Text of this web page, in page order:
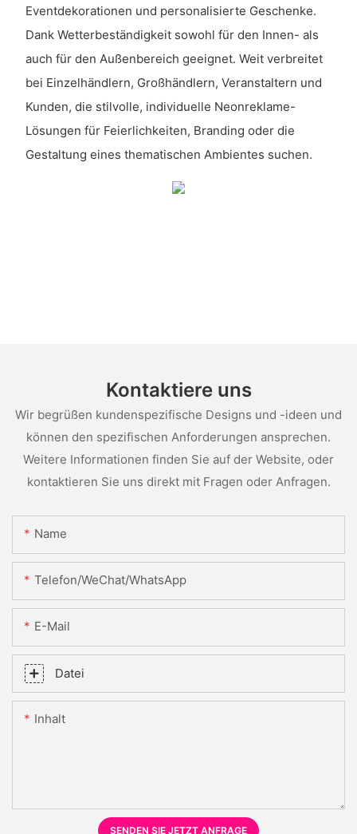
Eventdekorationen und personalisierte Geschenke.
Dank Wetterbeständigkeit sowohl für den Innen- als
auch für den Außenbereich geeignet. Weit verbreitet
bei Einzelhändlern, Großhändlern, Veranstaltern und
Kunden, die stilvolle, individuelle Neonreklame-
Lösungen für Feierlichkeiten, Branding oder die
Gestaltung eines thematischen Ambientes suchen.
Kontaktiere uns
Wir begrüßen kundenspezifische Designs und -ideen und
können den spezifischen Anforderungen ansprechen.
Weitere Informationen finden Sie auf der Website, oder
kontaktieren Sie uns direkt mit Fragen oder Anfragen.
Name
Telefon/WeChat/WhatsApp
E-Mail
Datei
Inhalt
SENDEN SIE JETZT ANFRAGE